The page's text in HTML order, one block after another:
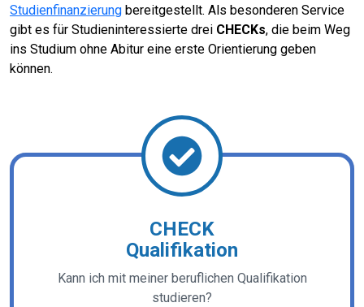
Studienfinanzierung bereitgestellt. Als besonderen Service
gibt es für Studieninteressierte drei CHECKs, die beim Weg
ins Studium ohne Abitur eine erste Orientierung geben
können.
CHECK
Qualifikation
Kann ich mit meiner beruflichen Qualifikation
studieren?